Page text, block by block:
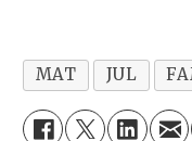
MAT JUL